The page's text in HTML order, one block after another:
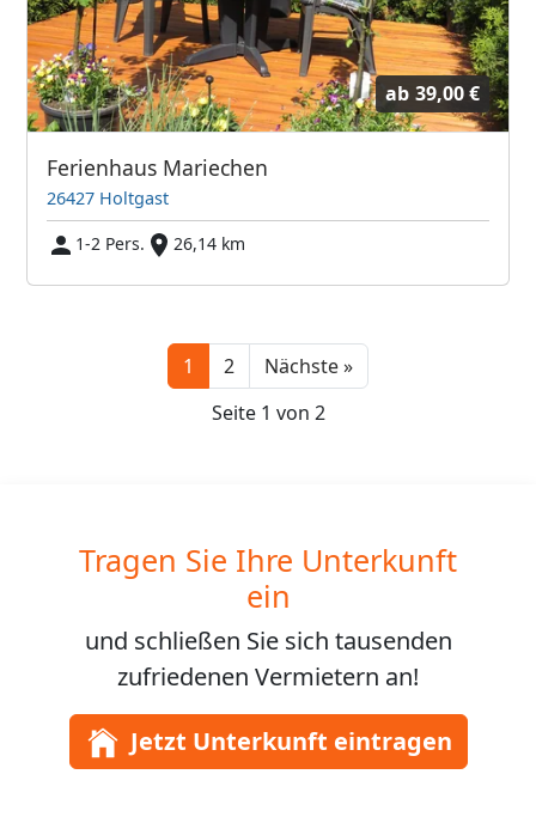
ab 39,00 €
Ferienhaus Mariechen
26427 Holtgast
1-2 Pers.
26,14 km
1 2 Nächste »Next
Seite 1 von 2
Tragen Sie Ihre Unterkunft
ein
und schließen Sie sich tausenden
zufriedenen Vermietern an!
Jetzt Unterkunft eintragen